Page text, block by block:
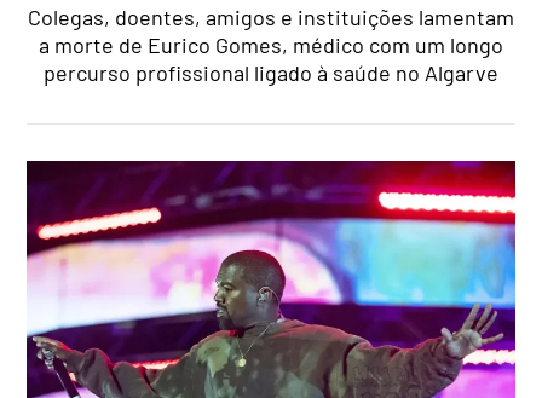
Colegas, doentes, amigos e instituições lamentam
a morte de Eurico Gomes, médico com um longo
percurso profissional ligado à saúde no Algarve